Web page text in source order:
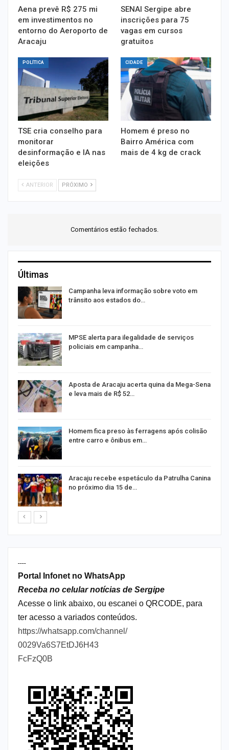
Aena prevê R$ 275 mi
em investimentos no
entorno do Aeroporto de
Aracaju
SENAI Sergipe abre
inscrições para 75
vagas em cursos
gratuitos
POLÍTICA
TSE cria conselho para
monitorar
desinformação e IA nas
eleições
CIDADE
Homem é preso no
Bairro América com
mais de 4 kg de crack
ANTERIOR PRÓXIMO
Comentários estão fechados.
Últimas
Campanha leva informação sobre voto em
trânsito aos estados do…
MPSE alerta para ilegalidade de serviços
policiais em campanha…
Aposta de Aracaju acerta quina da Mega-Sena
e leva mais de R$ 52…
Homem fica preso às ferragens após colisão
entre carro e ônibus em…
Aracaju recebe espetáculo da Patrulha Canina
no próximo dia 15 de…
----
Portal Infonet no WhatsApp
Receba no celular notícias de Sergipe
Acesse o link abaixo, ou escanei o QRCODE, para
ter acesso a variados conteúdos.
https://whatsapp.com/channel/
0029Va6S7EtDJ6H43
FcFzQ0B